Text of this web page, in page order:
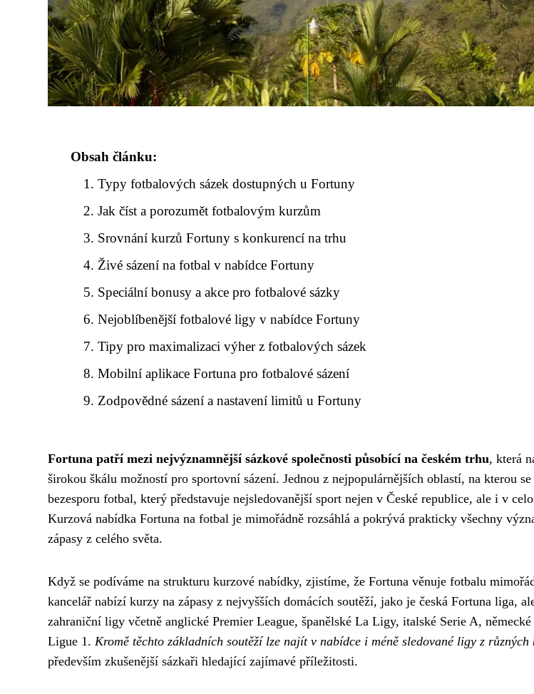
Obsah článku:
Typy fotbalových sázek dostupných u Fortuny
Jak číst a porozumět fotbalovým kurzům
Srovnání kurzů Fortuny s konkurencí na trhu
Živé sázení na fotbal v nabídce Fortuny
Speciální bonusy a akce pro fotbalové sázky
Nejoblíbenější fotbalové ligy v nabídce Fortuny
Tipy pro maximalizaci výher z fotbalových sázek
Mobilní aplikace Fortuna pro fotbalové sázení
Zodpovědné sázení a nastavení limitů u Fortuny
Fortuna patří mezi nejvýznamnější sázkové společnosti působící na českém trhu, která
širokou škálu možností pro sportovní sázení. Jednou z nejpopulárnějších oblastí, na kterou
bezesporu fotbal, který představuje nejsledovanější sport nejen v České republice, ale i v
Kurzová nabídka Fortuna na fotbal je mimořádně rozsáhlá a pokrývá prakticky všechny
zápasy z celého světa.
Když se podíváme na strukturu kurzové nabídky, zjistíme, že Fortuna věnuje fotbalu
kancelář nabízí kurzy na zápasy z nejvyšších domácích soutěží, jako je česká Fortuna liga,
zahraniční ligy včetně anglické Premier League, španělské La Ligy, italské Serie A,
Ligue 1. Kromě těchto základních soutěží lze najít v nabídce i méně sledované ligy z různých
především zkušenější sázkaři hledající zajímavé příležitosti.